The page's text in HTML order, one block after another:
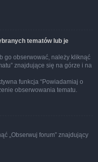
tematów lub je
go obserwować, należy kliknąć
znajdujące się na górze i na
funkcja “Powiadamiaj o
obserwowania tematu.
„Obserwuj forum” znajdujący